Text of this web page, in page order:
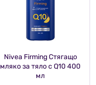
Nivea Firming Стягащо
мляко за тяло с Q10 400
мл